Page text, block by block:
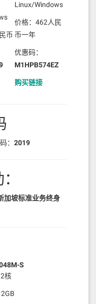
币
Linux/Windows
价格：462人民
币一年
优惠码：
M1HPB574EZ
购买链接
： 2019
加坡标准业务终身
S
2核